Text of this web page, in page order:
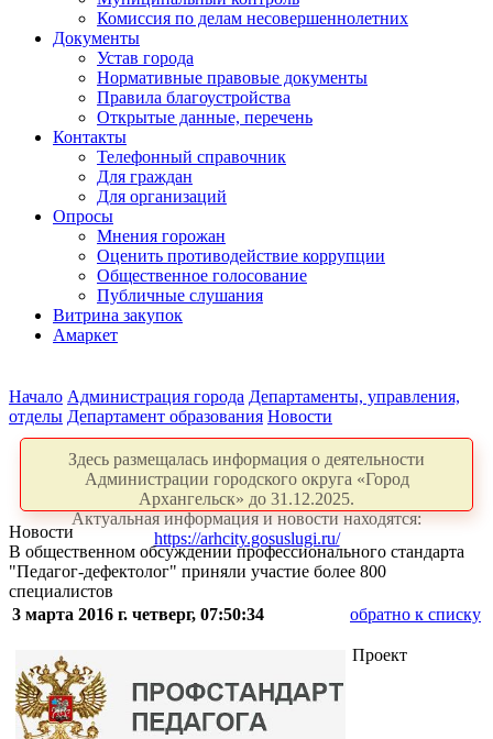
Комиссия по делам несовершеннолетних
Документы
Устав города
Нормативные правовые документы
Правила благоустройства
Открытые данные, перечень
Контакты
Телефонный справочник
Для граждан
Для организаций
Опросы
Мнения горожан
Оценить противодействие коррупции
Общественное голосование
Публичные слушания
Витрина закупок
Амаркет
Начало Администрация города Департаменты, управления,
отделы Департамент образования Новости
Здесь размещалась информация о деятельности
Администрации городского округа «Город
Архангельск» до 31.12.2025.
Актуальная информация и новости находятся:
https://arhcity.gosuslugi.ru/
Новости
В общественном обсуждении профессионального стандарта
"Педагог-дефектолог" приняли участие более 800
специалистов
3 марта 2016 г. четверг, 07:50:34
обратно к списку
Проект